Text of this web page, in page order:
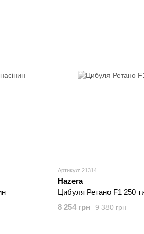
Артикул: 21314
Hazera
Цибуля Ретано F1 250
9 380 грн
8 254 грн